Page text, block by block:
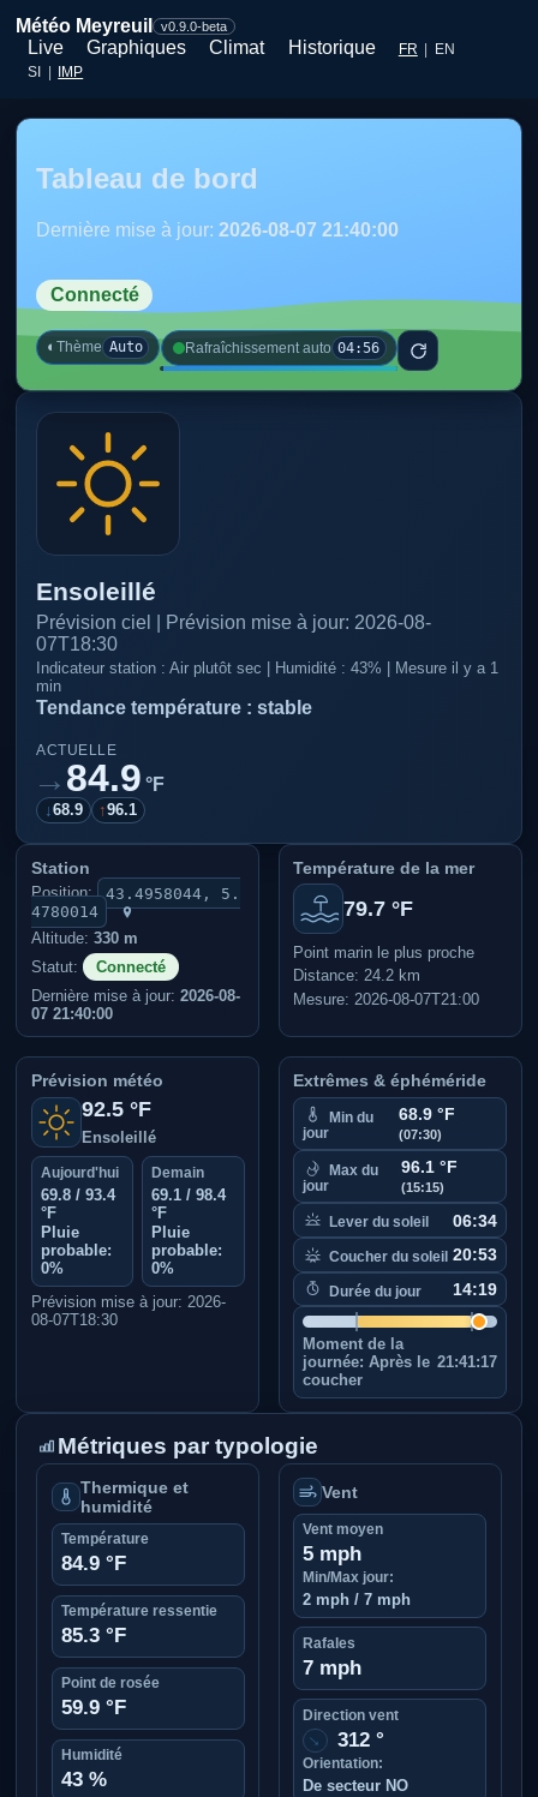
Météo Meyreuil v0.9.0-beta
Live Graphiques Climat Historique FR | EN
SI
IMP
Tableau de bord
Dernière mise à jour:2026-08-07 21:40:00
Connecté
◐Thème Auto Rafraîchissement auto 04:56
Ensoleillé
Prévision ciel | Prévision mise à jour: 2026-08-
07T18:30
Indicateur station : Air plutôt sec | Humidité : 43% | Mesure il y a 1
min
Tendance température : stable
ACTUELLE
→84.9 °F
↓68.9 ↑96.1
Station
Position: 43.4958044, 5.
4780014
Altitude: 330 m
Statut:
Connecté
Dernière mise à jour: 2026-08-
07 21:40:00
Température de la mer
79.7 °F
Point marin le plus proche
Distance: 24.2 km
Mesure: 2026-08-07T21:00
Prévision météo
92.5 °F
Ensoleillé
Aujourd'hui
69.8 / 93.4
°F
Pluie
probable:
0%
Demain
69.1 / 98.4
°F
Pluie
probable:
0%
Prévision mise à jour: 2026-
08-07T18:30
Extrêmes & éphéméride
Min du
jour
68.9 °F
(07:30)
Max du
jour
96.1 °F
(15:15)
Lever du soleil 06:34
Coucher du soleil 20:53
Durée du jour 14:19
Moment de la
journée:Après le
coucher
21:41:17
Métriques par typologie
Thermique et
humidité
Température
84.9 °F
Température ressentie
85.3 °F
Point de rosée
59.9 °F
Humidité
43 %
Vent
Vent moyen
5 mph
Min/Max jour:
2 mph / 7 mph
Rafales
7 mph
Direction vent
↑ 312 °
Orientation:
De secteur NO